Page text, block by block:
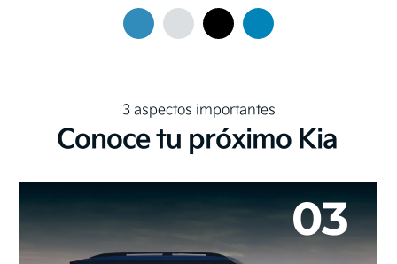
3 aspectos importantes
Conoce tu próximo Kia
03